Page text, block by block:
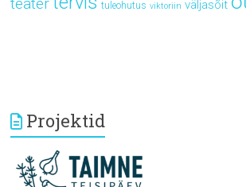
teater tuleohutus viktoriin väljasõit
Projektid